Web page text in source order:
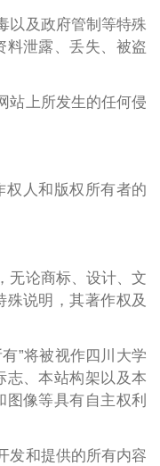
以及政府管制等特殊
料泄露、丢失、被盗
站上所发生的任何侵
权人和版权所有者的
无论商标、设计、文
说明，其著作权及
”将被视作四川大学
志、本站构架以及本
像等具有自主权利
发和提供的所有内容